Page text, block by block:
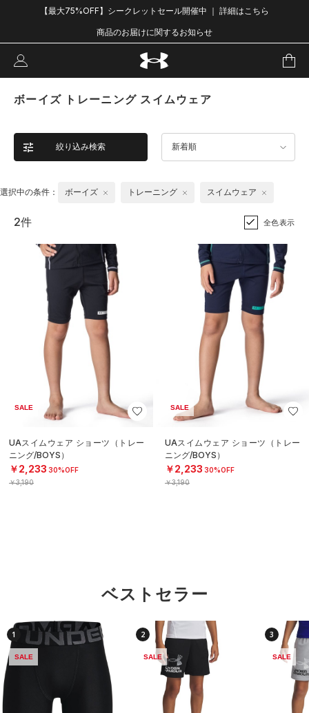
【最大75%OFF】シークレットセール開催中 ｜ 詳細はこちら
商品のお届けに関するお知らせ
ボーイズ トレーニング スイムウェア
絞り込み検索 新着順
選択中の条件： ボーイズ トレーニング スイムウェア
2件 全色表示
SALE
UAスイムウェア ショーツ（トレー
ニング/BOYS）
￥2,233 30%OFF
￥3,190
SALE
UAスイムウェア ショーツ（トレー
ニング/BOYS）
￥2,233 30%OFF
￥3,190
ベストセラー
1
SALE
2
SALE
3
SALE